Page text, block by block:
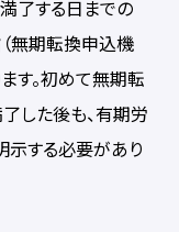
了する日までの
無期転換申込機
す。初めて無期転
した後も、有期労
示する必要があり